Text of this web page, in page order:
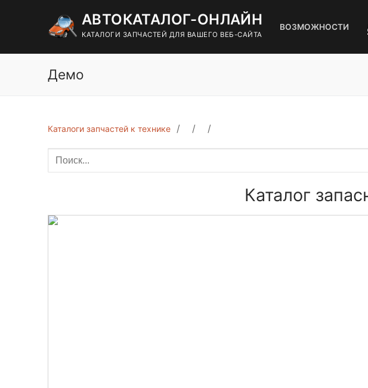
содержимому
АВТОКАТАЛОГ-ОНЛАЙН
КАТАЛОГИ ЗАПЧАСТЕЙ ДЛЯ ВАШЕГО ВЕБ-САЙТА
ВОЗМОЖНОСТИ
Демо
Каталоги запчастей к технике
Каталог